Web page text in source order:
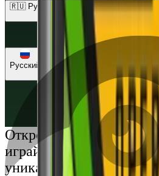
🇷🇺 Рубли (RUB)
🇺🇦 Гривны (UAH)
Русский
Открой мир
играй честно и
уникальными